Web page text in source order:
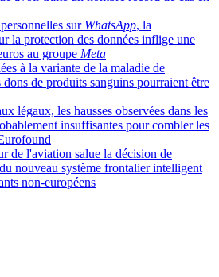
sur WhatsApp, la
la protection des données inflige une
au groupe Meta
à la variante de la maladie de
de produits sanguins pourraient être
légaux, les hausses observées dans les
insuffisantes pour combler les
de l'aviation salue la décision de
nouveau système frontalier intelligent
non-européens